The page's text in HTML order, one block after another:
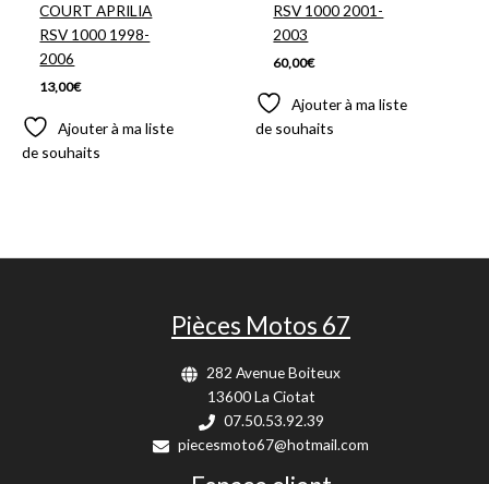
COURT APRILIA
RSV 1000 1998-
2006
13,00€
Ajouter à ma liste
de souhaits
RSV 1000 2001-
2003
60,00€
Ajouter à ma liste
de souhaits
Pièces Motos 67
282 Avenue Boiteux
13600 La Ciotat
07.50.53.92.39
piecesmoto67@hotmail.com